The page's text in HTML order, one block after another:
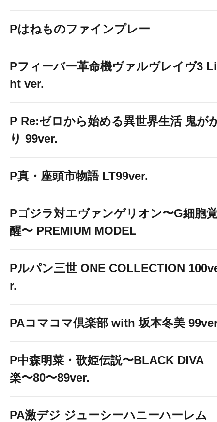
Pはねものファインプレー
Pフィーバー革命機ヴァルヴレイヴ3
ht ver.
P Re:ゼロから始める異世界生活 鬼が
り 99ver.
P真・座頭市物語 LT99ver.
Pゴジラ対エヴァンゲリオン〜G細胞
醒〜 PREMIUM MODEL
Pルパン三世 ONE COLLECTION
r.
PAコマコマ倶楽部 with 坂本冬美
P中森明菜・歌姫伝説〜BLACK DIVA
楽〜80〜89ver.
PA激デジ ジューシーハニーハーレム